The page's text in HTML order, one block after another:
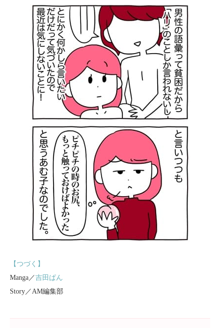
【つづく】
Manga／吉田ぱん
Story／AM編集部